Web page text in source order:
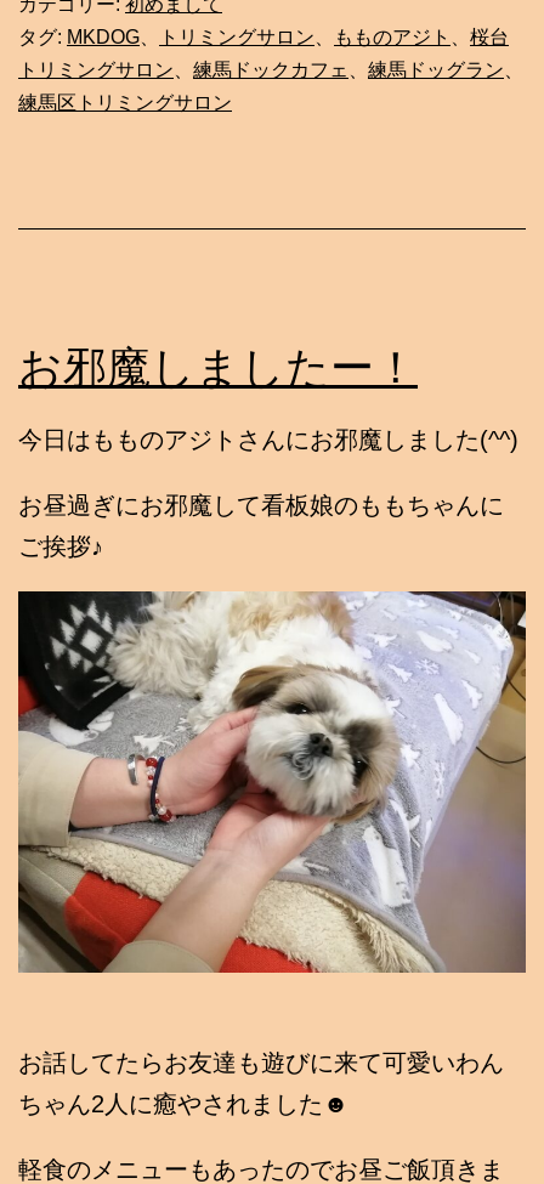
カテゴリー: 初めまして
タグ: MKDOG トリミングサロン もものアジト
桜台
トリミングサロン
練馬ドックカフェ 練馬ドッグラン
練馬区トリミングサロン
お邪魔しましたー！
今日はもものアジトさんにお邪魔しました(^^)
お昼過ぎにお邪魔して看板娘のももちゃんに
ご挨拶♪
お話してたらお友達も遊びに来て可愛いわん
ちゃん2人に癒やされました☻
軽食のメニューもあったのでお昼ご飯頂きま